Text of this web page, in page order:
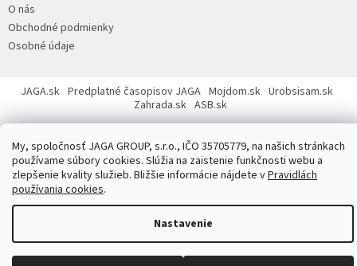
My, spoločnosť JAGA GROUP, s.r.o., IČO 35705779, na našich stránkach
používame súbory cookies. Slúžia na zaistenie funkčnosti webu a
zlepšenie kvality služieb. Bližšie informácie nájdete vPravidlách
používania cookies.
Nastavenie
eO nás
Obchodné podmienky
Osobné údaje
JAGA.sk Predplatné časopisov JAGA Mojdom.sk Urobsisam.sk
Zahrada.sk ASB.sk
Copyright 2026JAGASTORE.sk